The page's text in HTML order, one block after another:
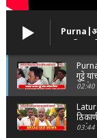
विविध
गुट्टे
पूर्णा
02:40
03:44